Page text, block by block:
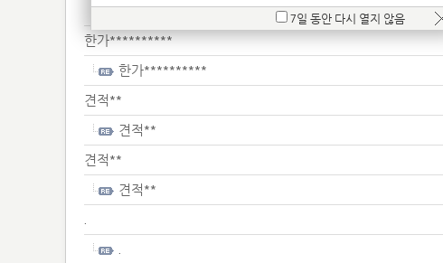
도자************************
한가**********
한가**********
견적**
견적**
견적**
견적**
.
.
7일 동안 다시 열지 않음